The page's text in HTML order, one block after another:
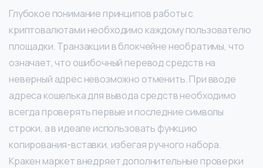
Глубокое понимание принципов работы с
криптовалютами необходимо каждому пользователю
площадки. Транзакции в блокчейне необратимы, что
означает, что ошибочный перевод средств на
неверный адрес невозможно отменить. При вводе
адреса кошелька для вывода средств необходимо
всегда проверять первые и последние символы
строки, а в идеале использовать функцию
копирования-вставки, избегая ручного набора.
Кракен маркет внедряет дополнительные проверки